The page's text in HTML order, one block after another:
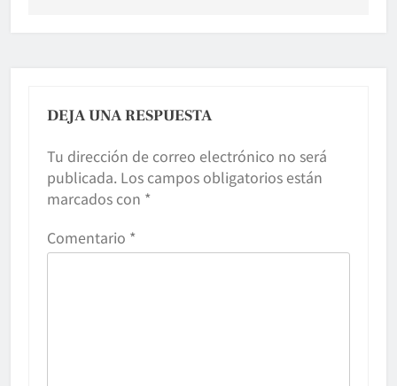
DEJA UNA RESPUESTA
Tu dirección de correo electrónico no será
publicada. Los campos obligatorios están
marcados con *
Comentario *